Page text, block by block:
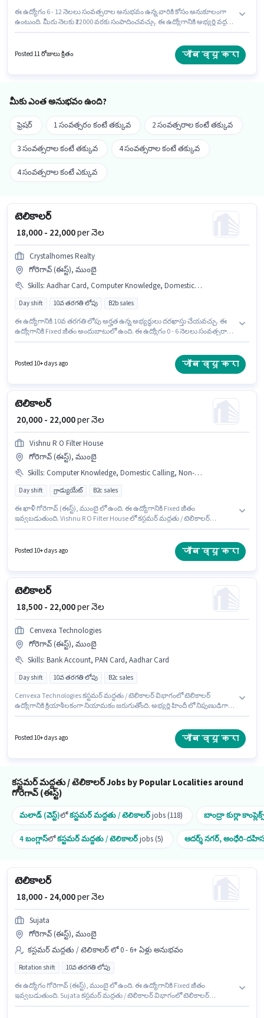
ఈ ఉద్యోగం 6 - 12 నెలలు సంవత్సరాల అనుభవం ఉన్న వారికి కోసం అనుకూలంగా
ఉంటుంది. మీరు నెలకు ₹22000 వరకు సంపాదించవచ్చు. ఈ ఉద్యోగానికి అభ్యర్థి వద్ద
6 days working ఉంటాయి. ఈ ఉద్యోగానికి Fixed జీతం ఇవ్వబడుతుంది.
దరఖాస్తుదారులు కనీసం గ్రాడ్యుయేట్ డిగ్రీ లేదా సర్టిఫికెట్ కలిగి ఉండాలి. ఈ
Posted 11 రోజులు క్రితం जॉब व्यू करा
మీకు ఎంత అనుభవం ఉంది?
ఫ్రెషర్ 1 సంవత్సరం కంటే తక్కువ 2 సంవత్సరాల కంటే తక్కువ
3 సంవత్సరాల కంటే తక్కువ 4 సంవత్సరాల కంటే తక్కువ
4 సంవత్సరాల కంటే ఎక్కువ
టెలికాలర్
₹ 18,000 - 22,000per నెల
Crystalhomes Realty
గోరెగావ్ (ఈస్ట్), ముంబై
Skills: Aadhar Card, Computer Knowledge, Domestic Calling
Day shift 10వ తరగతి లోపు B2b sales
ఈ ఉద్యోగానికి 10వ తరగతి లోపు అర్హత ఉన్న అభ్యర్థులు దరఖాస్తు చేయవచ్చు. ఈ
ఉద్యోగానికి Fixed జీతం అందుబాటులో ఉంది. ఈ ఉద్యోగం 0 - 6 నెలలు సంవత్సరాల
గోరెగావ్ (ఈస్ట్), ముంబై లో ఉంది. హిందీ, మరాఠీ లో నైపుణ్యం ఉన్నవారికి ప్రాధాన్యత
Posted 10+ days ago जॉब व्यू करा
టెలికాలర్
₹ 20,000 - 22,000per నెల
Vishnu R O Filter House
గోరెగావ్ (ఈస్ట్), ముంబై
Skills: Computer Knowledge, Domestic Calling, Non-voice/Chat Process, Query Resolution
Day shift గ్రాడ్యుయేట్ B2c sales
ఈ ఖాళీ గోరెగావ్ (ఈస్ట్), ముంబై లో ఉంది. ఈ ఉద్యోగానికి Fixed జీతం
ఇవ్వబడుతుంది. Vishnu R O Filter House లో కస్టమర్ మద్దతు / టెలికాలర్
ఉండాలి. ఈ ఉద్యోగం Full Time ప్రాతిపదికపై, DAY shift మరియు వారానికి 6 days
working ఉన్నాయి. హిందీ, గుజరాతీ లో నైపుణ్యం ఉన్నవారికి ప్రాధాన్యత ఇస్తారు.
Posted 10+ days ago जॉब व्यू करा
టెలికాలర్
₹ 18,500 - 22,000per నెల
Cenvexa Technologies
గోరెగావ్ (ఈస్ట్), ముంబై
Skills: Bank Account, PAN Card, Aadhar Card
Day shift 10వ తరగతి లోపు B2c sales
Cenvexa Technologies కస్టమర్ మద్దతు / టెలికాలర్ విభాగంలో టెలికాలర్
ఉద్యోగానికి క్రియాశీలకంగా నియామకం జరుగుతోంది. అభ్యర్థి హిందీ లో నిపుణుడిగా
లోపు అర్హత ఉన్న అభ్యర్థులు ఈ ఉద్యోగానికి అప్లై చేసుకోవచ్చు. ఈ ఉద్యోగానికి Fixed
Posted 10+ days ago जॉब व्यू करा
కస్టమర్ మద్దతు / టెలికాలర్ Jobs by Popular Localities around
గోరెగావ్ (ఈస్ట్)
మలాడ్ (వెస్ట్)లోకస్టమర్ మద్దతు / టెలికాలర్jobs (118) బాంద్రా కుర్లా
4 బంగ్లాస్లోకస్టమర్ మద్దతు / టెలికాలర్jobs (5) ఆదర్శ్ నగర్, అంధేరి-
టెలికాలర్
₹ 18,000 - 24,000per నెల
Sujata
గోరెగావ్ (ఈస్ట్), ముంబై
కస్టమర్ మద్దతు / టెలికాలర్ లో 0 - 6+ ఏళ్లు అనుభవం
Rotation shift 10వ తరగతి లోపు
ఈ ఉద్యోగం గోరెగావ్ (ఈస్ట్), ముంబై లో ఉంది. ఈ ఉద్యోగానికి Fixed జీతం
ఇవ్వబడుతుంది. Sujata కస్టమర్ మద్దతు / టెలికాలర్ విభాగంలో టెలికాలర్